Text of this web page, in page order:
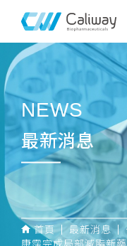
NEWS
最新消息
首頁 最新消息